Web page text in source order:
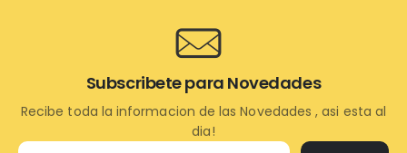
Subscribete para Novedades
Recibe toda la informacion de las Novedades , asi esta al
dia!